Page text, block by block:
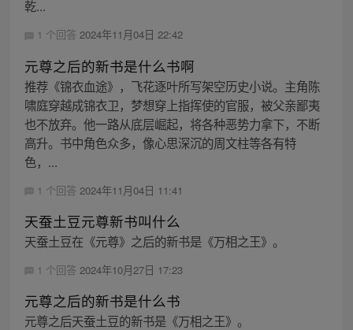
乾...
1 个回答 2024年11月04日 22:42
元尊之后的新书是什么书啊
推荐《锦衣血途》，飞花逐叶所写架空历史小说。主角陈
啸庭穿越成锦衣卫，梦想穿上指挥使的官服，被父亲鄙夷
也不放弃。他一路从底层崛起，将各种恶势力拿下，不断
高升。书中角色众多，像心思深沉的周文柱等各有特
色，...
1 个回答 2024年11月04日 11:41
天蚕土豆元尊新书叫什么
天蚕土豆在《元尊》之后的新书是《万相之王》。
1 个回答 2024年10月27日 17:23
元尊之后的新书是什么书
元尊之后天蚕土豆的新书是《万相之王》。